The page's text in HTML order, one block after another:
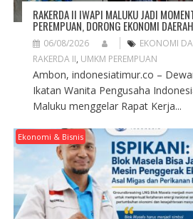
RAKERDA II IWAPI MALUKU JADI
PEREMPUAN, DORONG EKONOMI DAERAH
06/08/2026 EKONOMI
RAKERDA II, UMKM PEREMPUAN
Ambon, indonesiatimur.co –
Ikatan Wanita Pengusaha
Maluku menggelar Rapat Kerja...
Ekonomi & Bisnis